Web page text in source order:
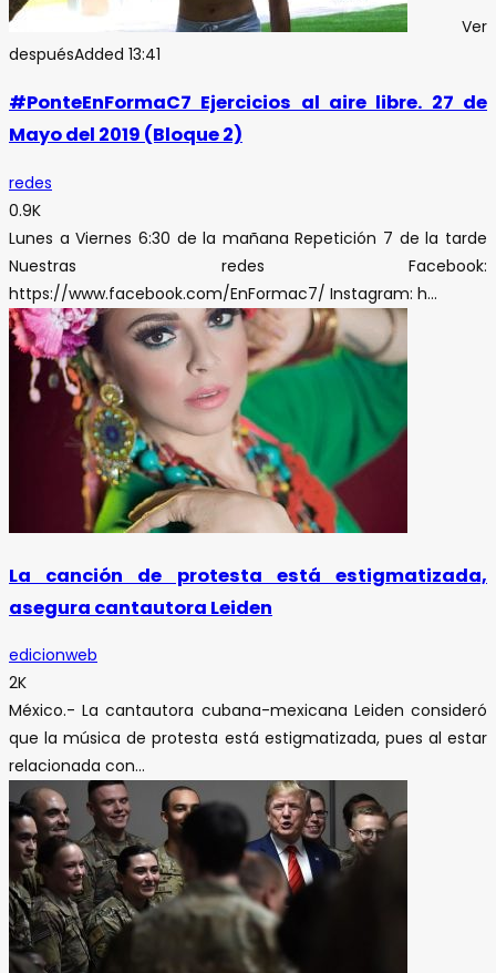
Ver
despuésAdded 13:41
#PonteEnFormaC7 Ejercicios al aire libre. 27 de
Mayo del 2019 (Bloque 2)
redes
0.9K
Lunes a Viernes 6:30 de la mañana Repetición 7 de la tarde
Nuestras redes Facebook:
https://www.facebook.com/EnFormac7/ Instagram: h...
La canción de protesta está estigmatizada,
asegura cantautora Leiden
edicionweb
2K
México.- La cantautora cubana-mexicana Leiden consideró
que la música de protesta está estigmatizada, pues al estar
relacionada con...